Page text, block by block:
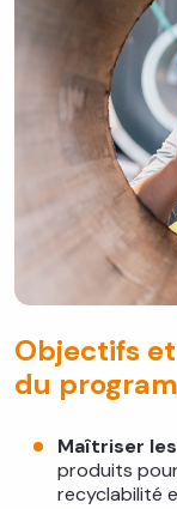
Objectifs
du
Maîtriser
produits
recyclabilité